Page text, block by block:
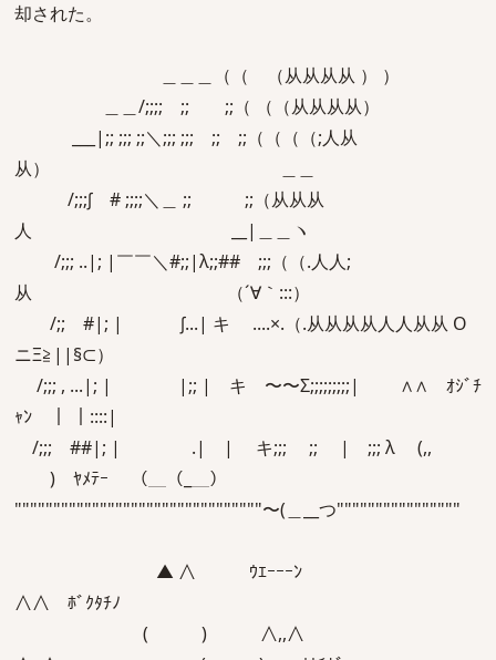
却された。
＿＿＿（（ （从从从从 ） ）
＿＿/;;;; ;; ;;（ （（从从从从）
___|;; ;;; ;;＼;;; ;;; ;; ;;（（（（;人从
从） ＿＿
/;;;∫ # ;;;;＼＿ ;; ;;（从从从
人 __|＿＿ヽ
/;;; ..|; |￣￣＼#;;|λ;;## ;;;（（.人人;
从 （´∀｀:::）
/;; #|; | ∫...| キ ....×.（.从从从从人人从从 O
ニΞ≧||§⊂）
/;;; , ...|; | |;; | キ 〜〜Σ;;;;;;;;;| ∧∧ ｵｼﾞﾁ
ｬﾝ￣｜ ｜::::|
/;;; ##|; | .| | キ;;; ;; | ;;; λ (,,
) ﾔﾒﾃｰ （＿（_＿）
""""""""""""""""""""""""""""""""〜(＿__つ""""""""""""""""
▲ ∧ ｳｴｰｰｰﾝ
∧∧ ﾎﾞｸﾀﾁﾉ
( ) ∧,,∧